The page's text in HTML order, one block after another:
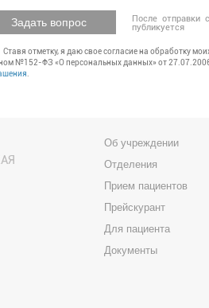
Задать вопрос
После отправки
публикуется
Ставя отметку, я даю свое согласие на обработку
№152-ФЗ «О персональных данных» от
Об учреждении
Отделения
Прием пациентов
Прейскурант
Для пациента
Документы